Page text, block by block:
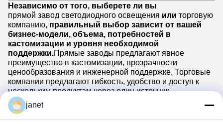
Независимо от того, выберете ли вы
прямой завод светодиодного освещения или торговую
компанию, правильный выбор зависит от вашей
бизнес-модели, объема, потребностей в
кастомизации и уровня необходимой
поддержки.Прямые заводы предлагают явное
преимущество в кастомизации, прозрачности
ценообразования и инженерной поддержке. Торговые
компании предлагают гибкость, удобство и доступ к
нескольким продуктам через один источник.
При оценке
поставщиков светодиодных ламп в Китае
том, кто лучше, а в том, кто лучше для вашей
janet